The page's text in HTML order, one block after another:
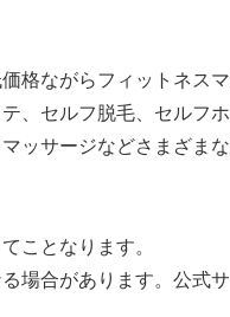
格ながらフィットネス
、セルフ脱毛、セルフ
ッサージなどさまざま
ことなります。
場合があります。公式